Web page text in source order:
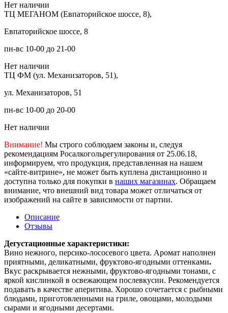
Нет наличии
ТЦ МЕГАНОМ (Евпаторийское шоссе, 8),
Евпаторийское шоссе, 8
пн-вс 10-00 до 21-00
Нет наличии
ТЦ ФМ (ул. Механизаторов, 51),
ул. Механизаторов, 51
пн-вс 10-00 до 20-00
Нет наличии
Внимание! Мы строго соблюдаем законы и, следуя
рекомендациям Росалкогольрегулирования от 25.06.18,
информируем, что продукция, представленная на нашем
«сайте-витрине», не может быть куплена дистанционно и
доступна только для покупки в наших магазинах. Обращаем
внимание, что внешний вид товара может отличаться от
изображений на сайте в зависимости от партии.
Описание
Отзывы
Дегустационные характеристики:
Вино нежного, персико-лососевого цвета. Аромат наполнен
приятными, деликатными, фруктово-ягодными оттенками.
Вкус раскрывается нежными, фруктово-ягодными тонами, с
яркой кислинкой в освежающем послевкусии. Рекомендуется
подавать в качестве аперитива. Хорошо сочетается с рыбными
блюдами, приготовленными на гриле, овощами, молодыми
сырами и ягодными десертами.